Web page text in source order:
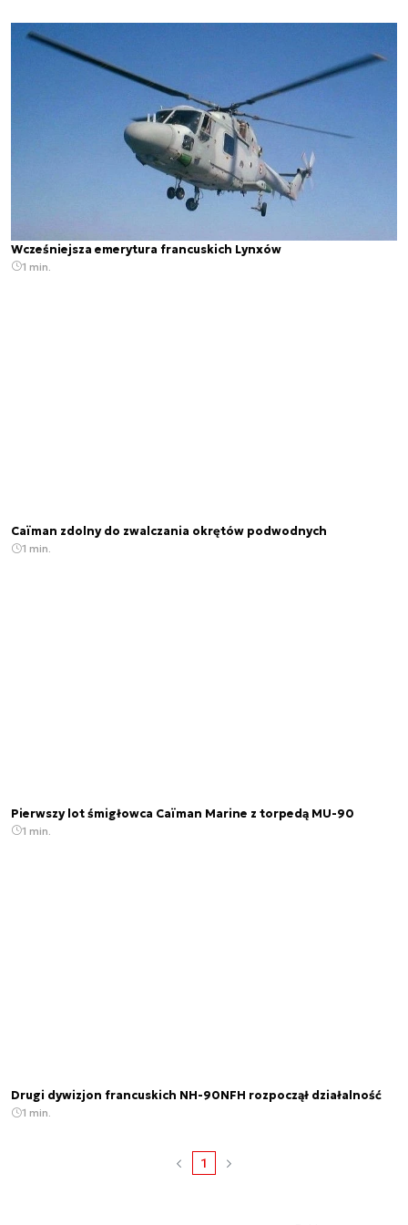
Wcześniejsza emerytura francuskich Lynxów
1 min.
Caïman zdolny do zwalczania okrętów podwodnych
1 min.
Pierwszy lot śmigłowca Caïman Marine z torpedą MU-90
1 min.
Drugi dywizjon francuskich NH-90NFH rozpoczął działalność
1 min.
1